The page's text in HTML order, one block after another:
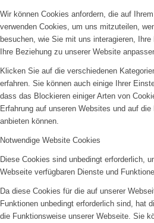
Wir können Cookies anfordern, die auf
verwenden Cookies, um uns mitzuteilen,
besuchen, wie Sie mit uns interagieren,
Ihre Beziehung zu unserer Website
Klicken Sie auf die verschiedenen
erfahren. Sie können auch einige Ihrer
dass das Blockieren einiger Arten von
Erfahrung auf unseren Websites und auf
anbieten können.
Notwendige Website Cookies
Diese Cookies sind unbedingt erforderlich,
Webseite verfügbaren Dienste und
Da diese Cookies für die auf unserer
Funktionen unbedingt erforderlich sind, hat
die Funktionsweise unserer Webseite. Sie